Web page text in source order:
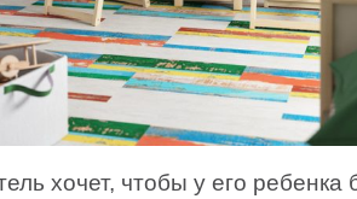
хочет, чтобы у его ребенка